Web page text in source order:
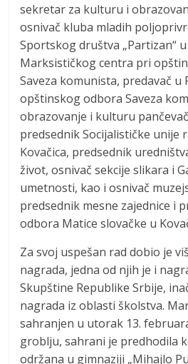
sekretar za kulturu i
osnivač kluba mladih
Sportskog društva „Partizan“
Marksističkog centra pri
Saveza komunista, predavač u
opštinskog odbora Saveza
obrazovanje i kulturu
predsednik Socijalističke unije
Kovačica, predsednik
život, osnivač sekcije slikara i
umetnosti, kao i osnivač
predsednik mesne zajednice i
odbora Matice slovačke u
Za svoj uspešan rad dobio je
nagrada, jedna od njih je i
Skupštine Republike Srbije,
nagrada iz oblasti školstva.
sahranjen u utorak 13.
groblju, sahrani je predhodila
održana u gimnaziji „Mihajlo